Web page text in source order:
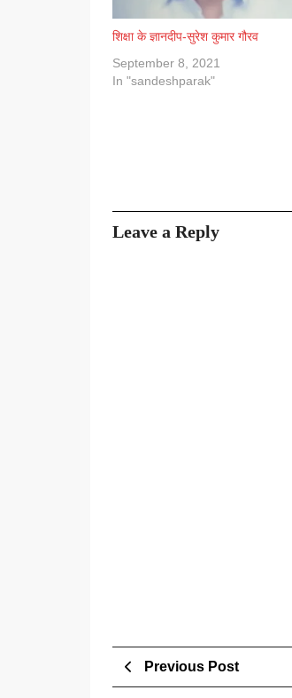
शिक्षा के ज्ञानदीप-सुरेश कुमार गौरव
September 8, 2021
In "sandeshparak"
Leave a Reply
PostPrevious PostPrevious